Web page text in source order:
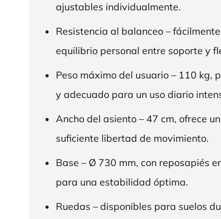
ajustables individualmente.
Resistencia al balanceo –
equilibrio personal entre soporte y
Peso máximo del usuario – 110 kg,
y adecuado para un uso diario
Ancho del asiento – 47 cm, ofrece
suficiente libertad de movimiento.
Base – Ø 730 mm, con reposapiés
para una estabilidad óptima.
Ruedas – disponibles para suelos